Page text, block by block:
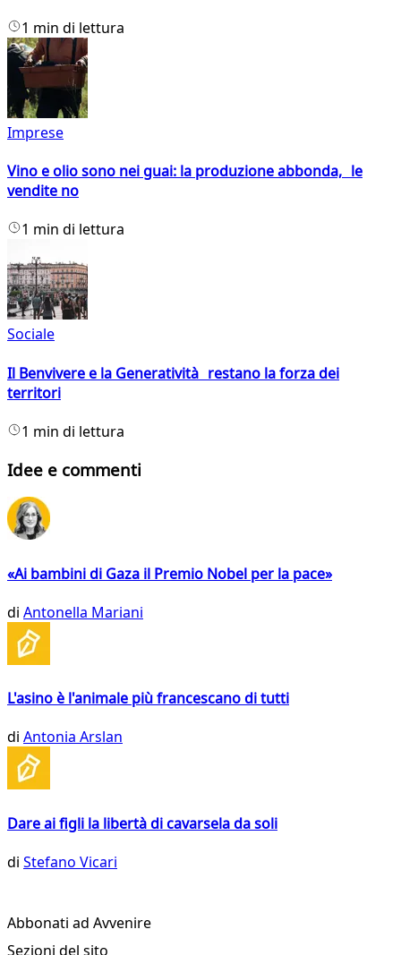
1 min di lettura
Imprese
Vino e olio sono nei guai: la produzione abbonda, le
vendite no
1 min di lettura
Sociale
Il Benvivere e la Generatività restano la forza dei
territori
1 min di lettura
Idee e commenti
«Ai bambini di Gaza il Premio Nobel per la pace»
di Antonella Mariani
L'asino è l'animale più francescano di tutti
di Antonia Arslan
Dare ai figli la libertà di cavarsela da soli
di Stefano Vicari
Abbonati ad Avvenire
Sezioni del sito